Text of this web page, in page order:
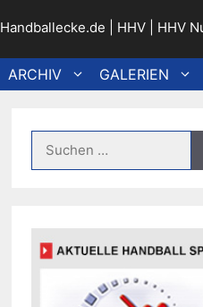
Handballecke.de HHV HHV
ARCHIV GALERIEN
nach: